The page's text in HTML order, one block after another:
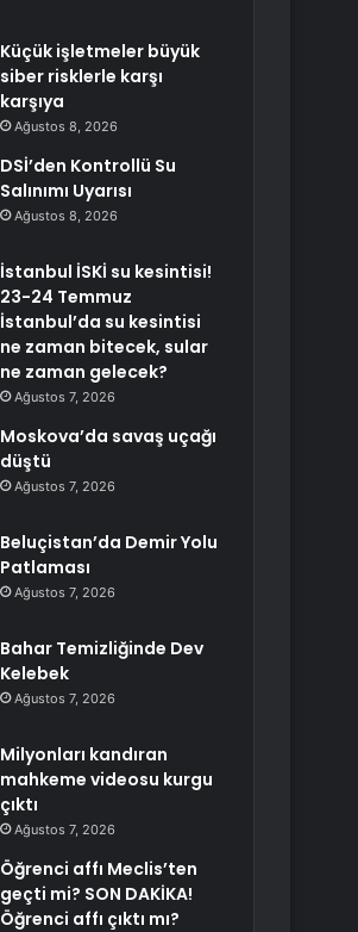
Küçük işletmeler büyük
siber risklerle karşı
karşıya
Ağustos 8, 2026
DSİ’den Kontrollü Su
Salınımı Uyarısı
Ağustos 8, 2026
İstanbul İSKİ su kesintisi!
23-24 Temmuz
İstanbul’da su kesintisi
ne zaman bitecek, sular
ne zaman gelecek?
Ağustos 7, 2026
Moskova’da savaş uçağı
düştü
Ağustos 7, 2026
Beluçistan’da Demir Yolu
Patlaması
Ağustos 7, 2026
Bahar Temizliğinde Dev
Kelebek
Ağustos 7, 2026
Milyonları kandıran
mahkeme videosu kurgu
çıktı
Ağustos 7, 2026
Öğrenci affı Meclis’ten
geçti mi? SON DAKİKA!
Öğrenci affı çıktı mı?